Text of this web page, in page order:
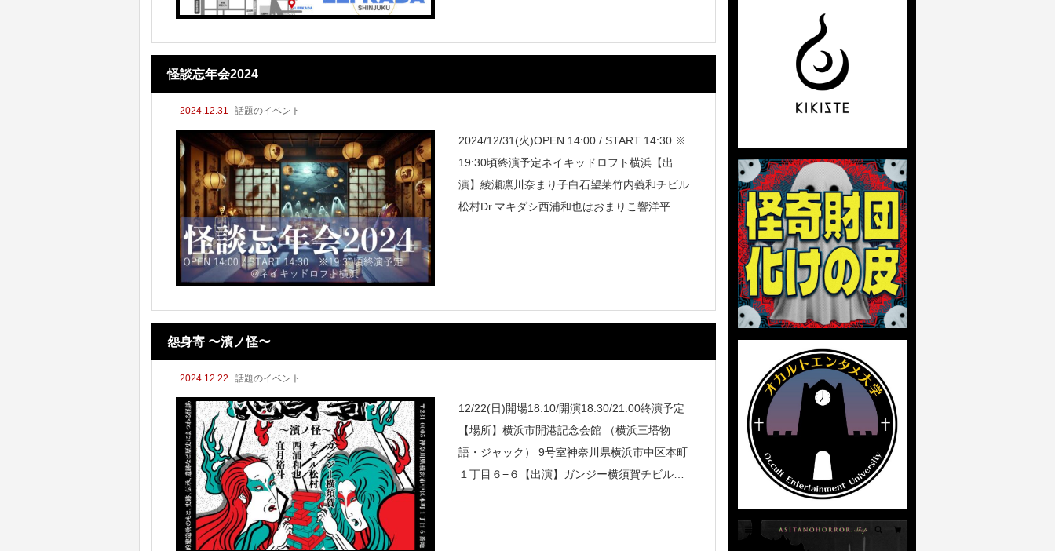
怪談忘年会2024
2024.12.31 話題のイベント
2024/12/31(火)OPEN 14:00 / START 14:30 ※
19:30頃終演予定ネイキッドロフト横浜【出
演】綾瀬凛川奈まり子白石望莱竹内義和チビル
松村Dr.マキダシ西浦和也はおまりこ響洋平深
怨身寄 〜濱ノ怪〜
2024.12.22 話題のイベント
12/22(日)開場18:10/開演18:30/21:00終演予定
【場所】横浜市開港記念会館 （横浜三塔物
語・ジャック） 9号室神奈川県横浜市中区本町
１丁目６−６【出演】ガンジー横須賀チビル松